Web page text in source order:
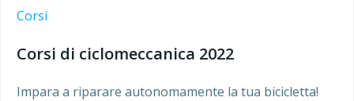
Corsi
Corsi di ciclomeccanica 2022
Impara a riparare autonomamente la tua bicicletta!